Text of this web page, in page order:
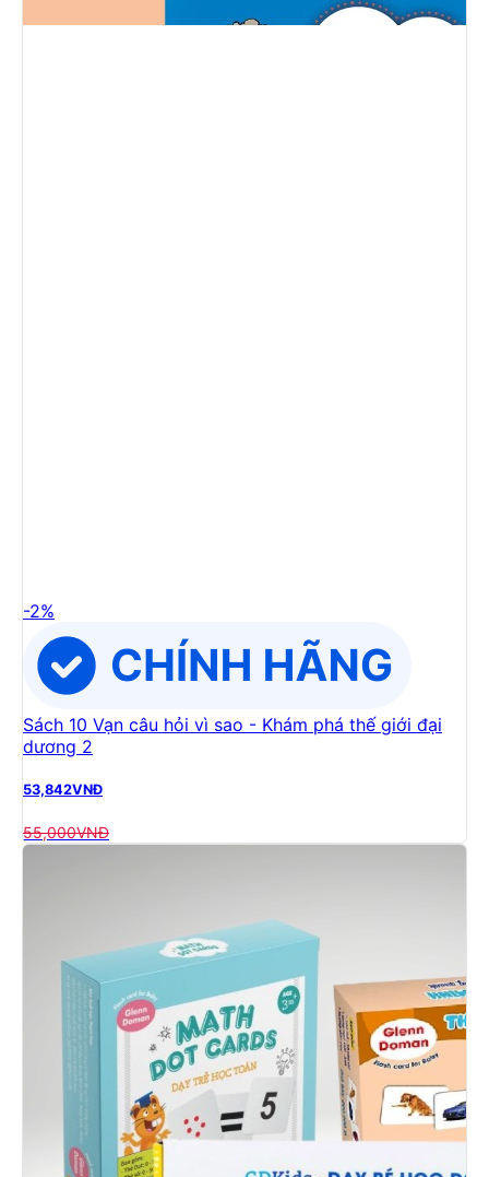
-2%
Sách 10 Vạn câu hỏi vì sao - Khám phá thế giới đại
dương 2
53,842VNĐ
55,000VNĐ